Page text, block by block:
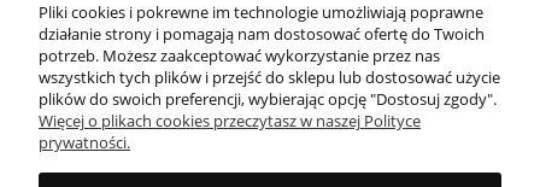
Masz pytania?
Zadzwoń lub napisz
Pliki cookies i pokrewne im technologie umożliwiają poprawne
działanie strony i pomagają nam dostosować ofertę do Twoich
potrzeb. Możesz zaakceptować wykorzystanie przez nas
wszystkich tych plików i przejść do sklepu lub dostosować użycie
plików do swoich preferencji, wybierając opcję "Dostosuj zgody".
Więcej o plikach cookies przeczytasz w naszej Polityce
prywatności.